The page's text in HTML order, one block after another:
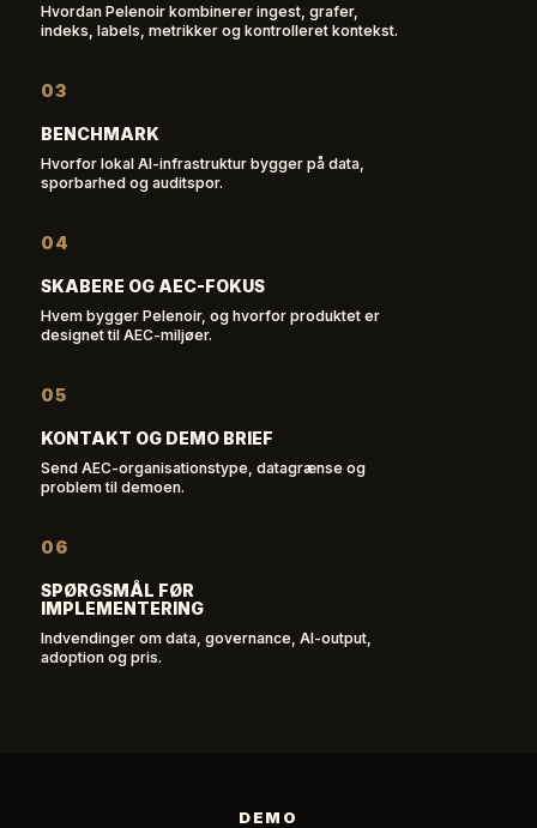
Hvordan Pelenoir kombinerer ingest, grafer,
indeks, labels, metrikker og kontrolleret kontekst.
03
BENCHMARK
Hvorfor lokal AI-infrastruktur bygger på data,
sporbarhed og auditspor.
04
SKABERE OG AEC-FOKUS
Hvem bygger Pelenoir, og hvorfor produktet er
designet til AEC-miljøer.
05
KONTAKT OG DEMO BRIEF
Send AEC-organisationstype, datagrænse og
problem til demoen.
06
SPØRGSMÅL FØR
IMPLEMENTERING
Indvendinger om data, governance, AI-output,
adoption og pris.
DEMO